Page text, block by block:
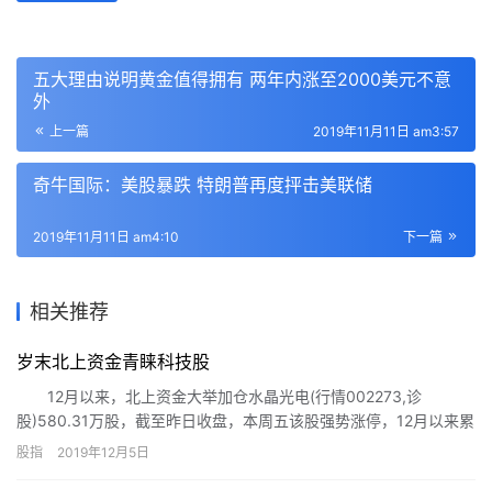
五大理由说明黄金值得拥有 两年内涨至2000美元不意
外
上一篇 2019年11月11日 am3:57
奇牛国际：美股暴跌 特朗普再度抨击美联储
下一篇
2019年11月11日 am4:10
相关推荐
岁末北上资金青睐科技股
12月以来，北上资金大举加仓水晶光电(行情002273,诊
股)580.31万股，截至昨日收盘，本周五该股强势涨停，12月以来累
计涨幅超过18%。北上资金持续17个交易日净流入，值得注意的
股指 2019年12月5日